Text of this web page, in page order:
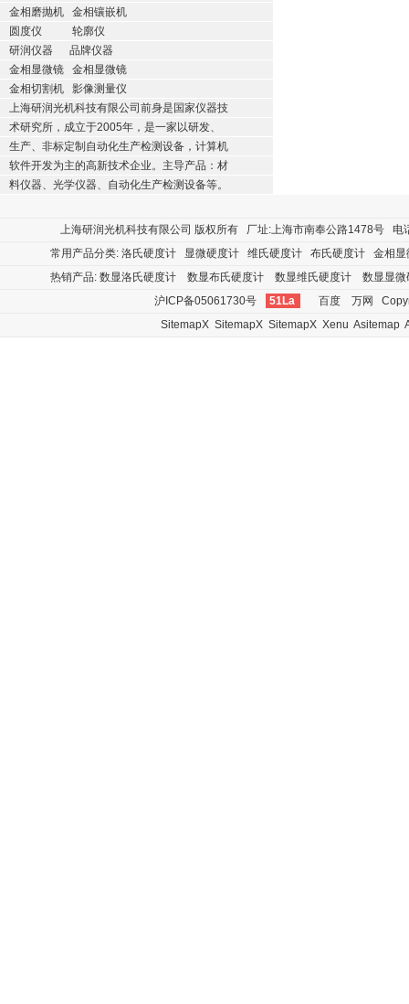
金相磨抛机
金相镶嵌机
圆度仪
轮廓仪
研润仪器
品牌仪器
金相显微镜
金相显微镜
金相切割机
影像测量仪
上海研润光机科技有限公司前身是国家仪器技
术研究所，成立于2005年，是一家以研发、
生产、非标定制自动化生产检测设备，计算机
软件开发为主的高新技术企业。主导产品：材
料仪器、光学仪器、自动化生产检测设备等。
上海研润光机科技有限公司 版权所有 厂址:上海市南奉公路1478号
常用产品分类: 洛氏硬度计 显微硬度计 维氏硬度计 布氏硬度计
金相显
热销产品: 数显洛氏硬度计 数显布氏硬度计 数显维氏硬度计
数显显微
沪ICP备05061730号
51La 百度 万网
SitemapX SitemapX SitemapX Xenu Asitemap